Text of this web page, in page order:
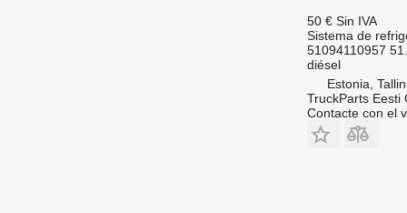
50 € Sin IVA
Sistema de
51094110957
diésel
Estonia,
TruckParts Eesti
Contacte con el